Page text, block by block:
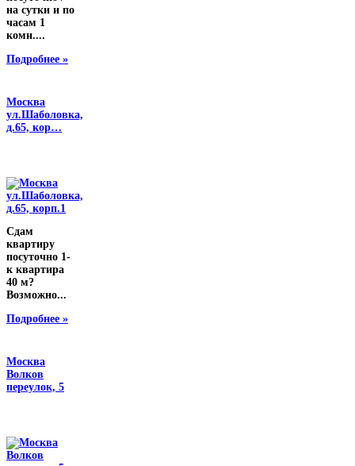
на сутки и по
часам 1
комн....
Подробнее »
Москва
ул.Шаболовка,
д.65, кор…
Сдам
квартиру
посуточно 1-
к квартира
40 м?
Возможно...
Подробнее »
Москва
Волков
переулок, 5